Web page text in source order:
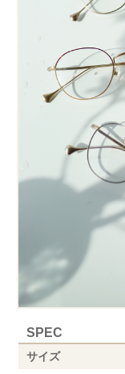
SPEC
サイズ